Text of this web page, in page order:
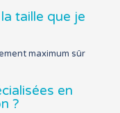
taille que je
maximum sûr
en
?